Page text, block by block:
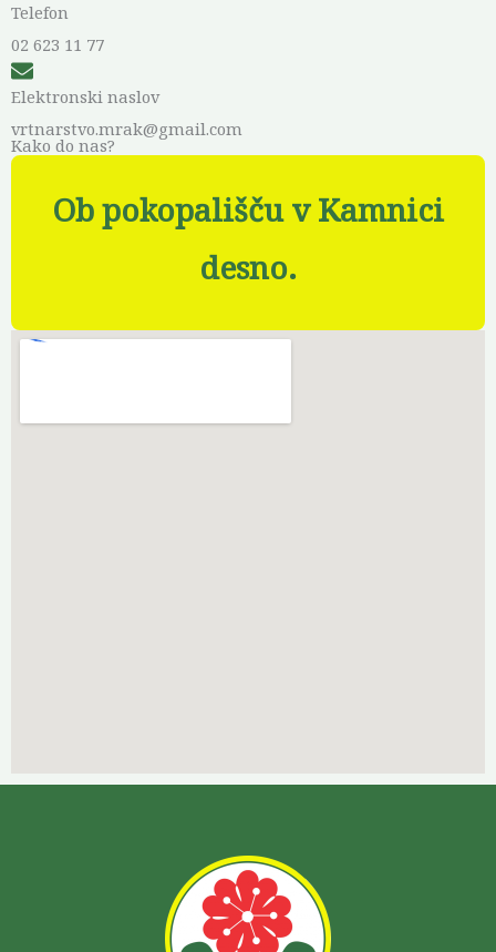
Telefon
02 623 11 77
Elektronski naslov
vrtnarstvo.mrak@gmail.com
Kako do nas?
Ob pokopališču v Kamnici
desno.